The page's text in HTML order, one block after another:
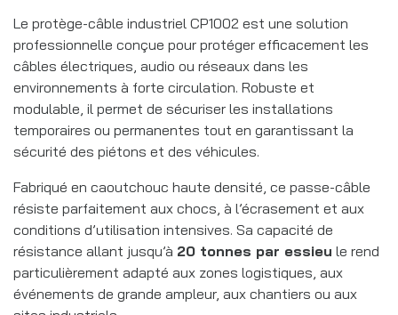
Le protège-câble industriel CP1002 est une solution
professionnelle conçue pour protéger efficacement les
câbles électriques, audio ou réseaux dans les
environnements à forte circulation. Robuste et
modulable, il permet de sécuriser les installations
temporaires ou permanentes tout en garantissant la
sécurité des piétons et des véhicules.
Fabriqué en caoutchouc haute densité, ce passe-câble
résiste parfaitement aux chocs, à l’écrasement et aux
conditions d’utilisation intensives. Sa capacité de
résistance allant jusqu’à 20 tonnes par essieu le rend
particulièrement adapté aux zones logistiques, aux
événements de grande ampleur, aux chantiers ou aux